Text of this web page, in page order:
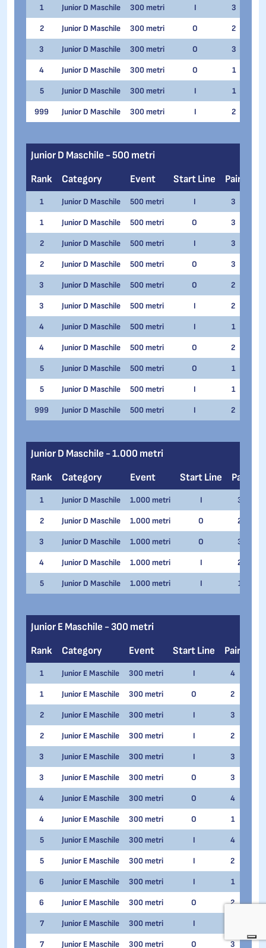
1 Junior D Maschile 300 metri I 3
2 Junior D Maschile 300 metri O 2
3 Junior D Maschile 300 metri O 3
4 Junior D Maschile 300 metri O 1
5 Junior D Maschile 300 metri I 1
999 Junior D Maschile 300 metri I 2
Junior D Maschile - 500 metri
Rank
Category Event Start Line Pair
1 Junior D Maschile 500 metri I 3
1 Junior D Maschile 500 metri O 3
2 Junior D Maschile 500 metri I 3
2 Junior D Maschile 500 metri O 3
3 Junior D Maschile 500 metri O 2
3 Junior D Maschile 500 metri I 2
4 Junior D Maschile 500 metri I 1
4 Junior D Maschile 500 metri O 2
5 Junior D Maschile 500 metri O 1
5 Junior D Maschile 500 metri I 1
999 Junior D Maschile 500 metri I 2
Junior D Maschile - 1.000 metri
Rank
Category Event Start Line Pair
1 Junior D Maschile 1.000 metri I 3
2 Junior D Maschile 1.000 metri O 2
3 Junior D Maschile 1.000 metri O 3
4 Junior D Maschile 1.000 metri I 2
5 Junior D Maschile 1.000 metri I 1
Junior E Maschile - 300 metri
Rank
Category Event Start Line Pair
1 Junior E Maschile 300 metri I 4
1 Junior E Maschile 300 metri O 2
2 Junior E Maschile 300 metri I 3
2 Junior E Maschile 300 metri I 2
3 Junior E Maschile 300 metri I 3
3 Junior E Maschile 300 metri O 3
4 Junior E Maschile 300 metri O 4
4 Junior E Maschile 300 metri O 1
5 Junior E Maschile 300 metri I 4
5 Junior E Maschile 300 metri I 2
6 Junior E Maschile 300 metri I 1
6 Junior E Maschile 300 metri O 2 Iker
7 Junior E Maschile 300 metri I
7 Junior E Maschile 300 metri O 3